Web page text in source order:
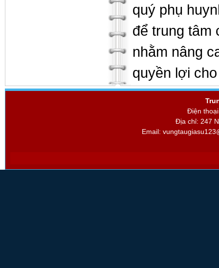
quý phụ
để trung tâm
nhằm nâng
quyền lợi
Điện
Địa chỉ: 247
Email: